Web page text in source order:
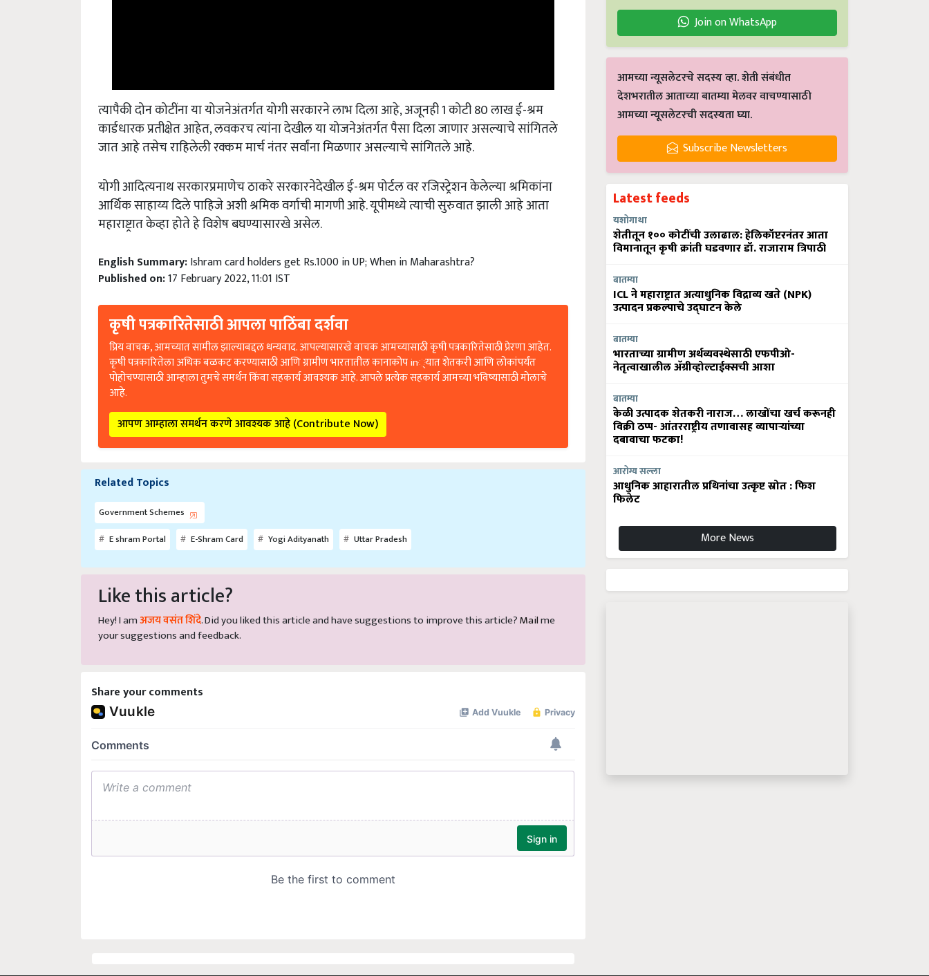
त्यापैकी दोन कोटींना या योजनेअंतर्गत योगी सरकारने लाभ दिला आहे, अजूनही 1 कोटी 80 लाख ई-श्रम
कार्डधारक प्रतीक्षेत आहेत, लवकरच त्यांना देखील या योजनेअंतर्गत पैसा दिला जाणार असल्याचे सांगितले
जात आहे तसेच राहिलेली रक्कम मार्च नंतर सर्वांना मिळणार असल्याचे सांगितले आहे.
योगी आदित्यनाथ सरकारप्रमाणेच ठाकरे सरकारनेदेखील ई-श्रम पोर्टल वर रजिस्ट्रेशन केलेल्या श्रमिकांना
आर्थिक साहाय्य दिले पाहिजे अशी श्रमिक वर्गाची मागणी आहे. यूपीमध्ये त्याची सुरुवात झाली आहे आता
महाराष्ट्रात केव्हा होते हे विशेष बघण्यासारखे असेल.
English Summary: Ishram card holders get Rs.1000 in UP; When in Maharashtra?
Published on:17 February 2022, 11:01 IST
कृषी पत्रकारितेसाठी आपला पाठिंबा दर्शवा
प्रिय वाचक, आमच्यात सामील झाल्याबद्दल धन्यवाद. आपल्यासारखे वाचक आमच्यासाठी कृषी पत्रकारितेसाठी प्रेरणा आहेत.
कृषी पत्रकारितेला अधिक बळकट करण्यासाठी आणि ग्रामीण भारतातील कानाकोप in्यात शेतकरी आणि लोकांपर्यंत
पोहोचण्यासाठी आम्हाला तुमचे समर्थन किंवा सहकार्य आवश्यक आहे. आपले प्रत्येक सहकार्य आमच्या भविष्यासाठी मोलाचे
आहे.
आपण आम्हाला समर्थन करणे आवश्यक आहे (Contribute Now)
Related Topics
Government Schemes
E shram Portal
E-Shram Card Yogi Adityanath Uttar Pradesh
Like this article?
Hey! I am अजय वसंत शिंदे . Did you liked this article and have suggestions to improve this article? Mail
your suggestions and feedback.
Share your comments
Join on WhatsApp
आमच्या न्यूसलेटरचे सदस्य व्हा. शेती संबंधीत
देशभरातील आताच्या बातम्या मेलवर वाचण्यासाठी
आमच्या न्यूसलेटरची सदस्यता घ्या.
Subscribe Newsletters
Latest feeds
यशोगाथा
शेतीतून १०० कोटींची उलाढाल: हेलिकॉप्टरनंतर आता
विमानातून कृषी क्रांती घडवणार डॉ. राजाराम त्रिपाठी
बातम्या
ICL ने महाराष्ट्रात अत्याधुनिक विद्राव्य खते (NPK)
उत्पादन प्रकल्पाचे उद्घाटन केले
बातम्या
भारताच्या ग्रामीण अर्थव्यवस्थेसाठी एफपीओ-
नेतृत्वाखालील अ‍ॅग्रीव्होल्टाईक्सची आशा
बातम्या
केळी उत्पादक शेतकरी नाराज… लाखोंचा खर्च करूनही
विक्री ठप्प- आंतरराष्ट्रीय तणावासह व्यापाऱ्यांच्या
दबावाचा फटका!
आरोग्य सल्ला
आधुनिक आहारातील प्रथिनांचा उत्कृष्ट स्रोत : फिश
फिलेट
More News